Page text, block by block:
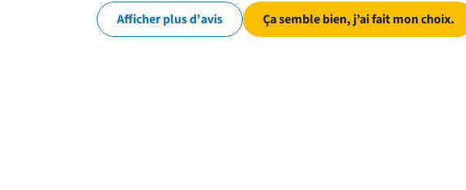
Afficher plus d'avis Ça semble bien, j’ai fait mon choix.